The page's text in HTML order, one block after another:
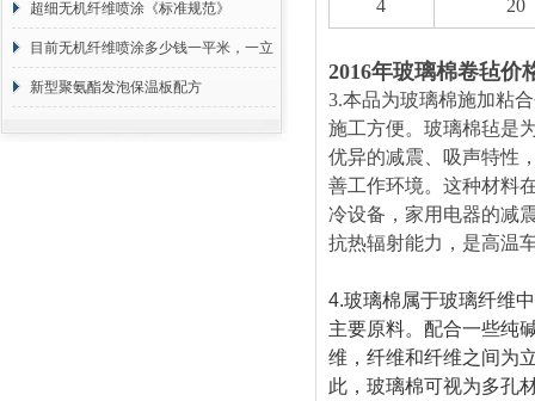
超细无机纤维喷涂《标准规范》
目前无机纤维喷涂多少钱一平米，一立
方 价格计算
新型聚氨酯发泡保温板配方
4 20
2016年玻璃棉卷毡价
3.本品为玻璃棉施加粘
施工方便。玻璃棉毡是
优异的减震、吸声特性
善工作环境。这种材料
冷设备，家用电器的减
抗热辐射能力，是高温
4.玻璃棉属于玻璃纤维
主要原料。配合一些纯
维，纤维和纤维之间为
此，玻璃棉可视为多孔